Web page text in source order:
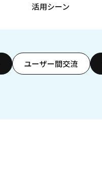
活用シーン
ユーザー間交流